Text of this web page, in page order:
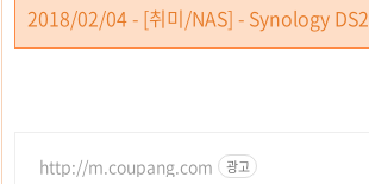
2018/02/04 - [취미/NAS] - Synology
http://m.coupang.com 광고